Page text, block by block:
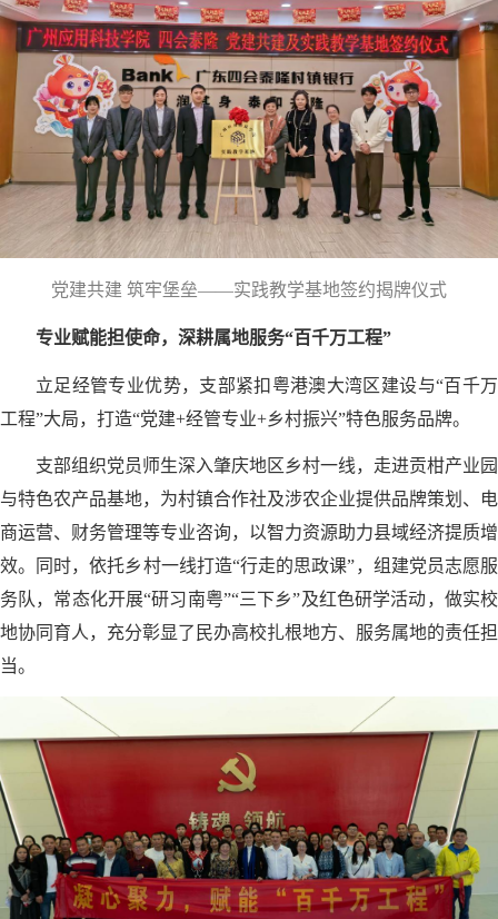
党建共建 筑牢堡垒——实践教学基地签约揭牌仪式
专业赋能担使命，深耕属地服务“百千万工程”
立足经管专业优势，支部紧扣粤港澳大湾区建设与“百千万
工程”大局，打造“党建+经管专业+乡村振兴”特色服务品牌。
支部组织党员师生深入肇庆地区乡村一线，走进贡柑产业园
与特色农产品基地，为村镇合作社及涉农企业提供品牌策划、电
商运营、财务管理等专业咨询，以智力资源助力县域经济提质增
效。同时，依托乡村一线打造“行走的思政课”，组建党员志愿服
务队，常态化开展“研习南粤”“三下乡”及红色研学活动，做实校
地协同育人，充分彰显了民办高校扎根地方、服务属地的责任担
当。